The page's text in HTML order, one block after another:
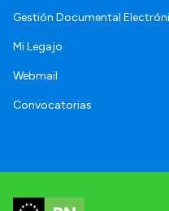
Gestión Documental
Mi Legajo
Webmail
Convocatorias